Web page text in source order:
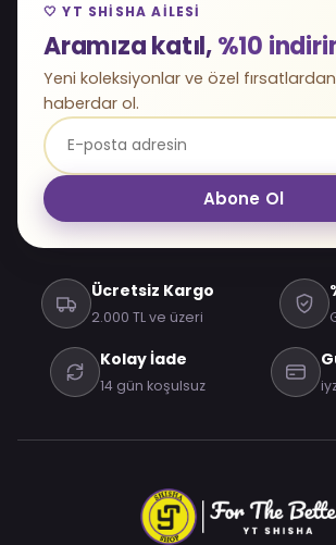
🤍 YT SHISHA AILESI
Aramıza katıl,%10
Yeni koleksiyonlar ve özel
haberdar ol.
Abone Ol
Ücretsiz Kargo
2.000 TL ve üzeri
Kolay İade
14 gün koşulsuz